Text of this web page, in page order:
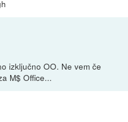
izključno OO. Ne vem če
M$ Office...